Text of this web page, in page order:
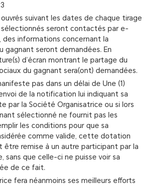
ouvrés suivant les dates de chaque tirage
sélectionnés seront contactés par e-
des informations concernant la
gagnant seront demandées. En
d’écran montrant le partage du
du gagnant sera(ont) demandées.
pas dans un délai de Une (1)
de la notification lui indiquant sa
par la Société Organisatrice ou si lors
sélectionné ne fournit pas les
les conditions pour que sa
comme valide, cette dotation
être remise à un autre participant par la
sans que celle-ci ne puisse voir sa
de ce fait.
fera néanmoins ses meilleurs efforts